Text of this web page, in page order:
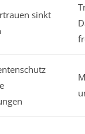
sinkt